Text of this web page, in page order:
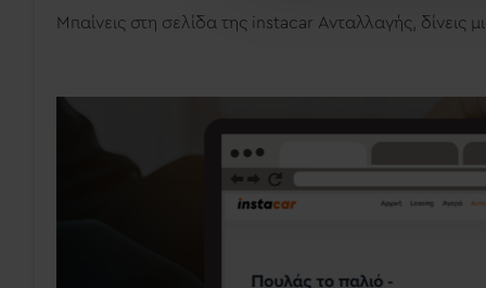
Μπαίνεις στη σελίδα της instacar Ανταλλαγής, δίνεις